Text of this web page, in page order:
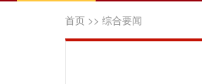
首页 >> 综合要闻